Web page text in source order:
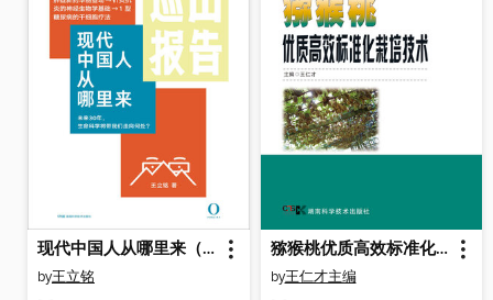
现代中国人从哪里来（巡山报告3）
by王立铭
猕猴桃优质高效标准化栽培技术
by王仁才主编